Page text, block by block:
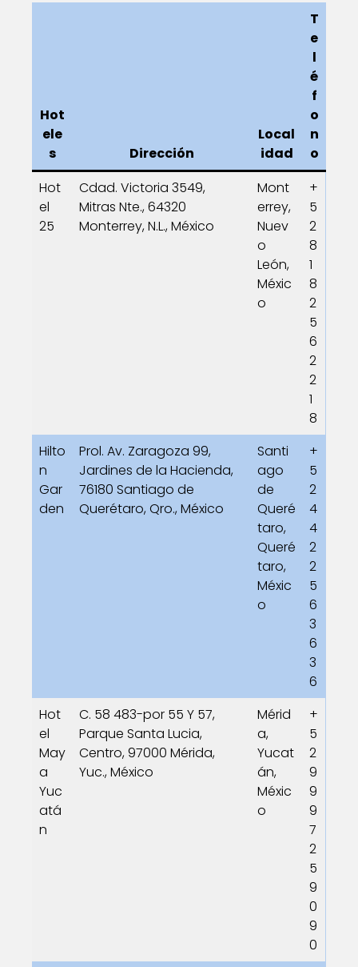
Hot
ele
s
Dirección
Local
idad
T
e
l
é
f
o
n
o
Hot
el
25
Cdad. Victoria 3549,
Mitras Nte., 64320
Monterrey, N.L., México
Mont
errey,
Nuev
o
León,
Méxic
o
+
5
2
8
1
8
2
5
6
2
2
1
8
Hilto
n
Gar
den
Prol. Av. Zaragoza 99,
Jardines de la Hacienda,
76180 Santiago de
Querétaro, Qro., México
Santi
ago
de
Queré
taro,
Queré
taro,
Méxic
o
+
5
2
4
4
2
2
5
6
3
6
3
6
Hot
el
May
a
Yuc
atá
n
C. 58 483-por 55 Y 57,
Parque Santa Lucia,
Centro, 97000 Mérida,
Yuc., México
Mérid
a,
Yucat
án,
Méxic
o
+
5
2
9
9
9
7
2
5
9
0
9
0